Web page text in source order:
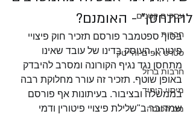
עסקים קטנים
חברות
סטרט אפים והייטק
חרבות ברזל
מיסוי היחיד
מס הכנסה
להתחסן" - האומנם?
בסוך ספטמבר פורסם תזכיר חוק פיצויי
פיטורין, העוסק בדינו של עובד שאינו
מתחסן נגד נגיף הקורונה ומסרב להיבדק
באופן שוטף. תזכיר זה עורר מחלוקת רבה
בממשלה ובציבור. בעיתונות אף פורסם
שמדובר ב"שלילת פיצויי פיטורין ודמי